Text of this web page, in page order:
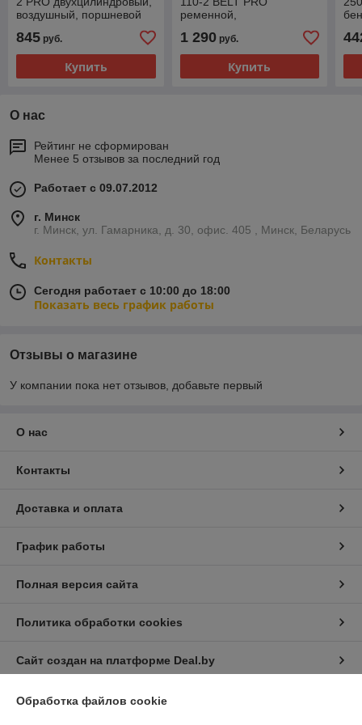
воздушный, поршневой
845 руб.
Купить
ременной,
воздушный, поршневой
(2,5 кВТ)
1 290руб.
Купить
О нас
Рейтинг не сформирован
Менее 5 отзывов за последний год
Работает с 09.07.2012
г. Минск
г. Минск, ул. Гамарника, д. 30, офис. 405 , Минск, Беларусь
Контакты
Сегодня работает с 10:00 до 18:00
Показать весь график работы
Отзывы о магазине
У компании пока нет отзывов, добавьте первый
О нас
Контакты
Доставка и оплата
График работы
Полная версия сайта
Политика обработки cookies
Сайт создан на платформе Deal.by
Обработка файлов cookie